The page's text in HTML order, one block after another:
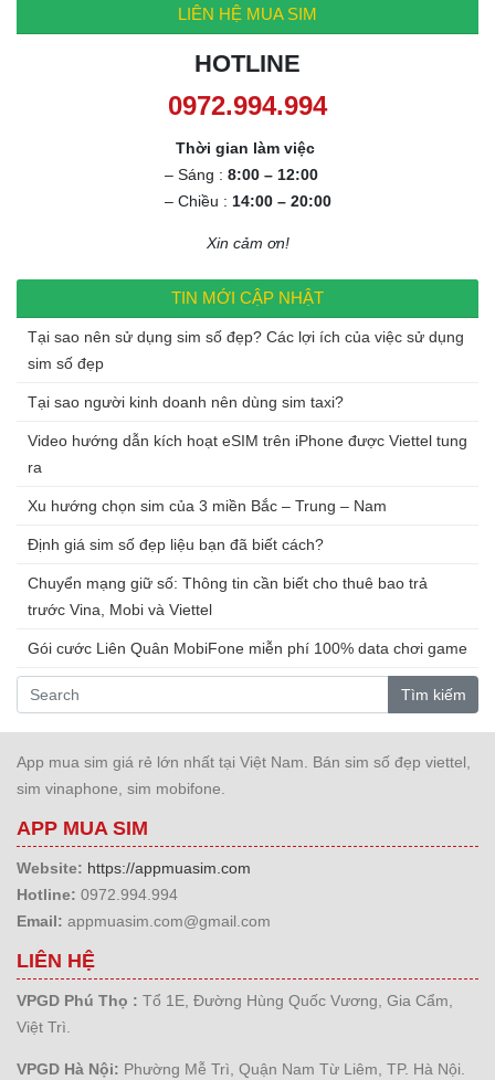
LIÊN HỆ MUA SIM
HOTLINE
Thời gian làm việc
– Sáng : 8:00 – 12:00
– Chiều : 14:00 – 20:00
Xin cảm ơn!
TIN MỚI CẬP NHẬT
Tại sao nên sử dụng sim số đẹp? Các lợi ích của việc sử dụng
sim số đẹp
Tại sao người kinh doanh nên dùng sim taxi?
Video hướng dẫn kích hoạt eSIM trên iPhone được Viettel tung
ra
Xu hướng chọn sim của 3 miền Bắc – Trung – Nam
Định giá sim số đẹp liệu bạn đã biết cách?
Chuyển mạng giữ số: Thông tin cần biết cho thuê bao trả
trước Vina, Mobi và Viettel
Gói cước Liên Quân MobiFone miễn phí 100% data chơi game
Tìm kiếm
App mua sim giá rẻ lớn nhất tại Việt Nam. Bán sim số đẹp viettel,
sim vinaphone, sim mobifone.
APP MUA SIM
Website: https://appmuasim.com
Hotline: 0972.994.994
Email: appmuasim.com@gmail.com
LIÊN HỆ
VPGD Phú Thọ : Tổ 1E, Đường Hùng Quốc Vương, Gia Cẩm,
Việt Trì.
VPGD Hà Nội: Phường Mễ Trì, Quận Nam Từ Liêm, TP. Hà Nội.